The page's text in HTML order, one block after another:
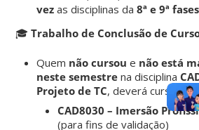
vez as disciplinas da8ª e 9ª fases
🎓Trabalho de Conclusão de
Quem não cursou e não está
neste semestre na disciplina
Projeto de TC, deverá cursar:
CAD8030 – Imersão
(para fins de validação)